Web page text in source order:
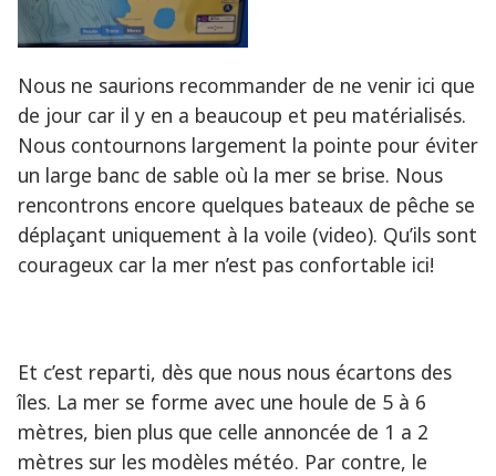
Nous ne saurions recommander de ne venir ici que
de jour car il y en a beaucoup et peu matérialisés.
Nous contournons largement la pointe pour éviter
un large banc de sable où la mer se brise. Nous
rencontrons encore quelques bateaux de pêche se
déplaçant uniquement à la voile (video). Qu’ils sont
courageux car la mer n’est pas confortable ici!
Et c’est reparti, dès que nous nous écartons des
îles. La mer se forme avec une houle de 5 à 6
mètres, bien plus que celle annoncée de 1 a 2
mètres sur les modèles météo. Par contre, le